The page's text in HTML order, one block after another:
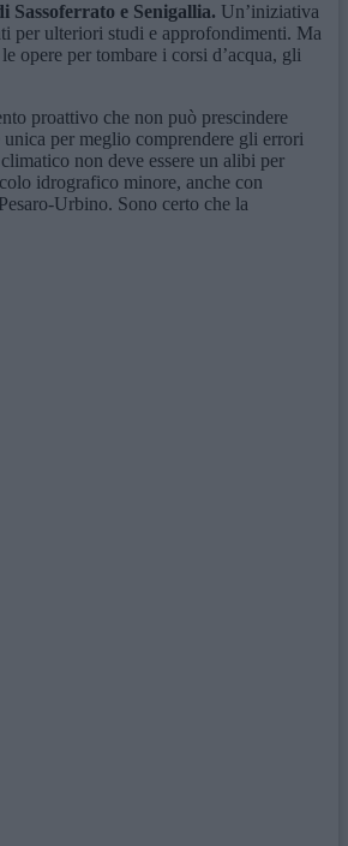
Sassoferrato e Senigallia. Un’iniziativa
per ulteriori studi e approfondimenti. Ma
opere per tombare i corsi d’acqua, gli
proattivo che non può prescindere
per meglio comprendere gli errori
non deve essere un alibi per
idrografico minore, anche con
Urbino. Sono certo che la